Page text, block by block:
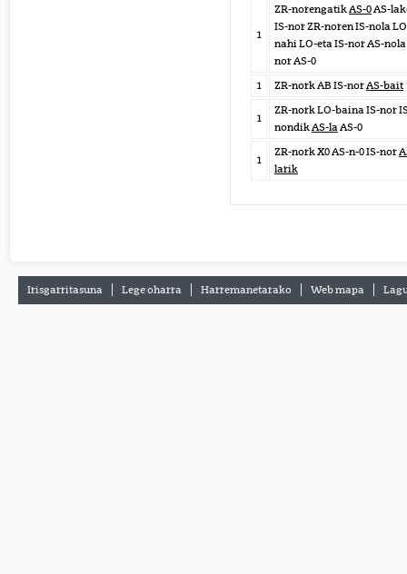
1
ZR-norengatikAS-0AS-
IS-nor ZR-noren IS-nola
nahi LO-eta IS-nor AS-nola
nor AS-0
1
ZR-nork AB IS-norAS-bait
1
ZR-nork LO-baina IS-nor
nondikAS-laAS-0
1
ZR-nork X0 AS-n-0 IS-nor
larik
Irisgarritasuna Lege oharra Harremanetarako Web mapa